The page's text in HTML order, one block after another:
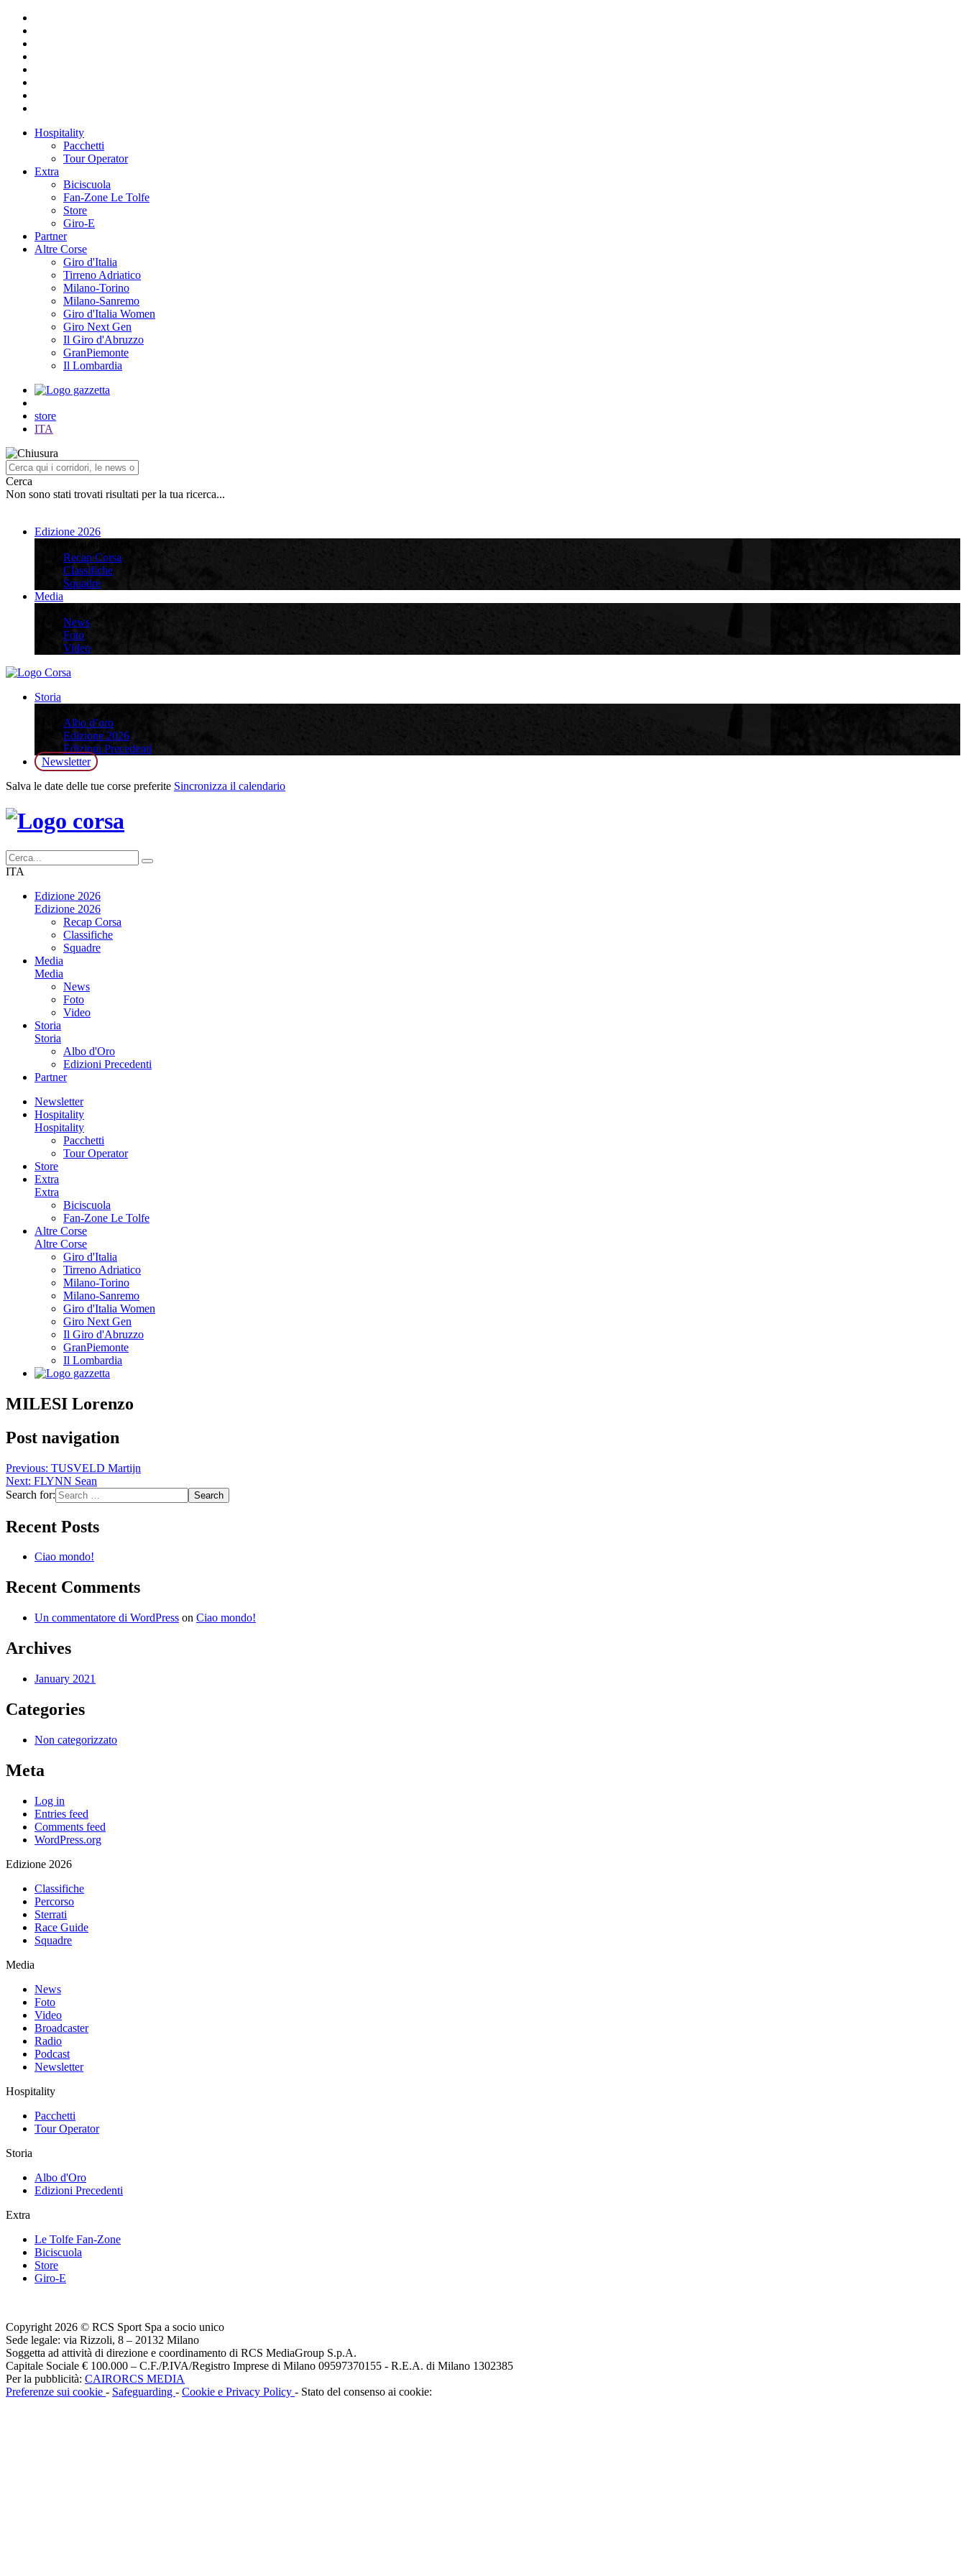
Hospitality
Pacchetti
Tour Operator
Extra
Biciscuola
Fan-Zone Le Tolfe
Store
Giro-E
Partner
Altre Corse
Giro d'Italia
Tirreno Adriatico
Milano-Torino
Milano-Sanremo
Giro d'Italia Women
Giro Next Gen
Il Giro d'Abruzzo
GranPiemonte
Il Lombardia
store
ITA
Cerca
Non sono stati trovati risultati per la tua ricerca...
Edizione 2026
Recap Corsa
Classifiche
Squadre
Media
News
Foto
Video
Storia
Albo d’oro
Edizione 2026
Edizioni Precedenti
Newsletter
Salva le date delle tue corse preferite Sincronizza il calendario
ITA
Edizione 2026
Edizione 2026
Recap Corsa
Classifiche
Squadre
Media
Media
News
Foto
Video
Storia
Storia
Albo d'Oro
Edizioni Precedenti
Partner
Newsletter
Hospitality
Hospitality
Pacchetti
Tour Operator
Store
Extra
Extra
Biciscuola
Fan-Zone Le Tolfe
Altre Corse
Altre Corse
Giro d'Italia
Tirreno Adriatico
Milano-Torino
Milano-Sanremo
Giro d'Italia Women
Giro Next Gen
Il Giro d'Abruzzo
GranPiemonte
Il Lombardia
MILESI Lorenzo
Post navigation
Previous: TUSVELD Martijn
Next: FLYNN Sean
Search for:
Recent Posts
Ciao mondo!
Recent Comments
Un commentatore di WordPress on Ciao mondo!
Archives
January 2021
Categories
Non categorizzato
Meta
Log in
Entries feed
Comments feed
WordPress.org
Edizione 2026
Classifiche
Percorso
Sterrati
Race Guide
Squadre
Media
News
Foto
Video
Broadcaster
Radio
Podcast
Newsletter
Hospitality
Pacchetti
Tour Operator
Storia
Albo d'Oro
Edizioni Precedenti
Extra
Le Tolfe Fan-Zone
Biciscuola
Store
Giro-E
Copyright 2026 © RCS Sport Spa a socio unico
Sede legale: via Rizzoli, 8 – 20132 Milano
Soggetta ad attività di direzione e coordinamento di RCS MediaGroup S.p.A.
Capitale Sociale € 100.000 – C.F./P.IVA/Registro Imprese di Milano 09597370155 - R.E.A. di Milano 1302385
Per la pubblicità: CAIRORCS MEDIA
Preferenze sui cookie - Safeguarding - Cookie e Privacy Policy - Stato del consenso ai cookie: